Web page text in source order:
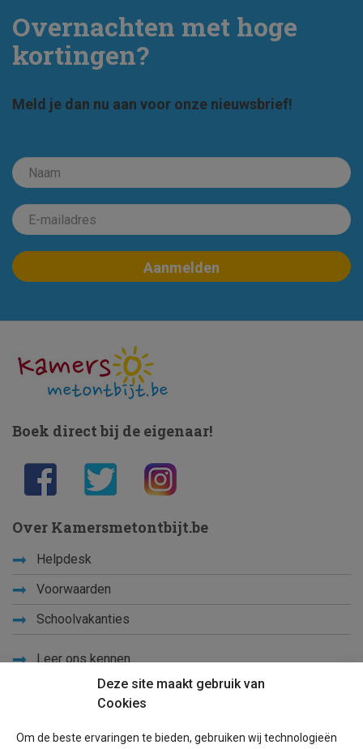
Overnachten met hoge
kortingen?
Meld je dan nu aan voor onze nieuwsbrief!
Deze site maakt gebruik van
Cookies
Om de beste ervaringen te bieden, gebruiken wij technologieën
Boek direct bij de eigenaar!
Over Kamersmetontbijt.be
Helpdesk
Voorwaarden
Schoolvakanties
Leer ons kennen